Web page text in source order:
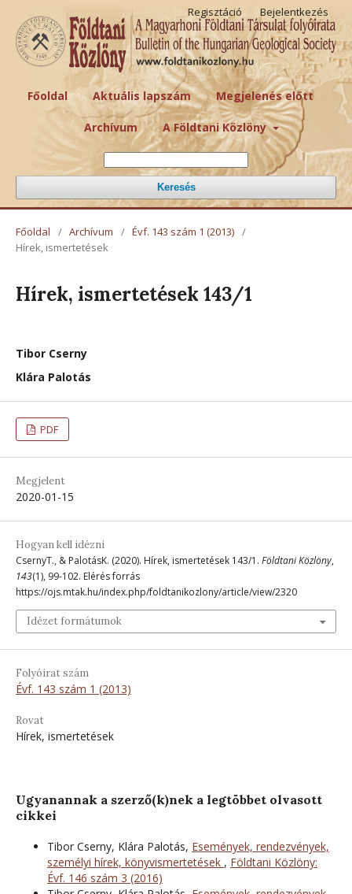
Főoldal Aktuális lapszám Megjelenés előtt
Archívum A Földtani Közlöny
Keresés
Regisztáció Bejelentkezés
Főoldal / Archívum / Évf. 143 szám 1 (2013) /
Hírek, ismertetések
Hírek, ismertetések 143/1
Tibor Cserny
Klára Palotás
PDF
Megjelent
2020-01-15
Hogyan kell idézni
CsernyT., & PalotásK. (2020). Hírek, ismertetések 143/1. Földtani Közlöny,
143(1), 99-102. Elérés forrás
https://ojs.mtak.hu/index.php/foldtanikozlony/article/view/2320
Idézet formátumok
Folyóirat szám
Évf. 143 szám 1 (2013)
Rovat
Hírek, ismertetések
Ugyanannak a szerző(k)nek a legtöbbet olvasott
cikkei
Tibor Cserny, Klára Palotás, Események, rendezvények,
személyi hírek, könyvismertetések , Földtani Közlöny:
Évf. 146 szám 3 (2016)